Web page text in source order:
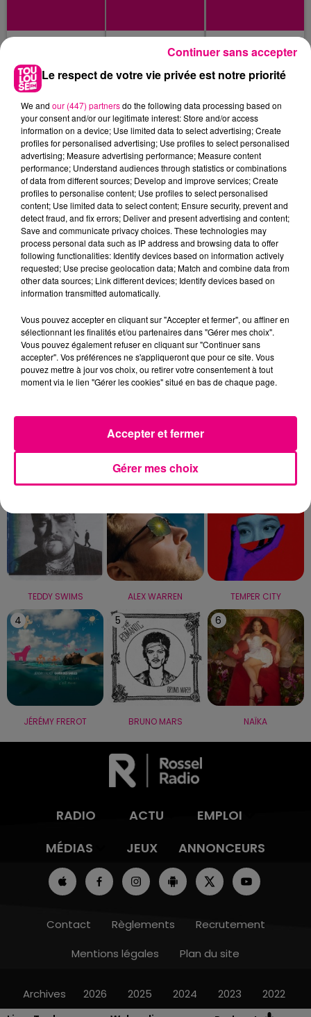
Taureau
Cancer Lion Vierge
Balance Scorpion
Capricorne Verseau Poissons
TEDDY SWIMS ALEX WARREN TEMPER CITY
4
JÉRÉMY FREROT
5
BRUNO MARS
6
NAÏKA
RADIO ACTU
EMPLOI
MÉDIAS
JEUX ANNONCEURS
Contact Règlements
Recrutement
Mentions légales
Plan du site
Archives 2026 2025 2024 2023 2022
Le respect de votre vie privée est notre priorité
We and our (447) partnersdo the following data processing based on
your consent and/or our legitimate interest: Store and/or access
information on a device; Use limited data to select advertising; Create
profiles for personalised advertising; Use profiles to select personalised
advertising; Measure advertising performance; Measure content
performance; Understand audiences through statistics or combinations
of data from different sources; Develop and improve services; Create
profiles to personalise content; Use profiles to select personalised
content; Use limited data to select content; Ensure security, prevent and
detect fraud, and fix errors; Deliver and present advertising and content;
Save and communicate privacy choices. These technologies may
process personal data such as IP address and browsing data to offer
following functionalities: Identify devices based on information actively
requested; Use precise geolocation data; Match and combine data from
other data sources; Link different devices; Identify devices based on
information transmitted automatically.
Vous pouvez accepter en cliquant sur "Accepter et fermer", ou affiner en
sélectionnant les finalités et/ou partenaires dans "Gérer mes choix".
Vous pouvez également refuser en cliquant sur "Continuer sans
accepter". Vos préférences ne s'appliqueront que pour ce site. Vous
pouvez mettre à jour vos choix, ou retirer votre consentement à tout
moment via le lien "Gérer les cookies" situé en bas de chaque page.
Gérer mes choix
Accepter et fermer
Continuer sans accepter